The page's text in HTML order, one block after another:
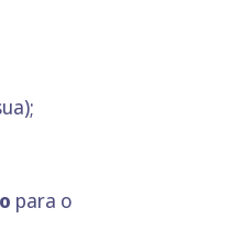
para o